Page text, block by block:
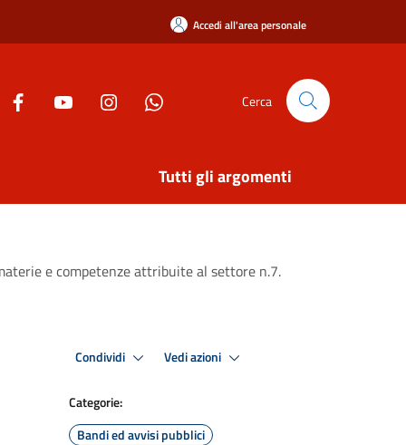
Accedi all'area personale
Cerca
Tutti gli argomenti
e competenze attribuite al settore n.7.
Condividi Vedi azioni
Categorie:
Bandi ed avvisi pubblici